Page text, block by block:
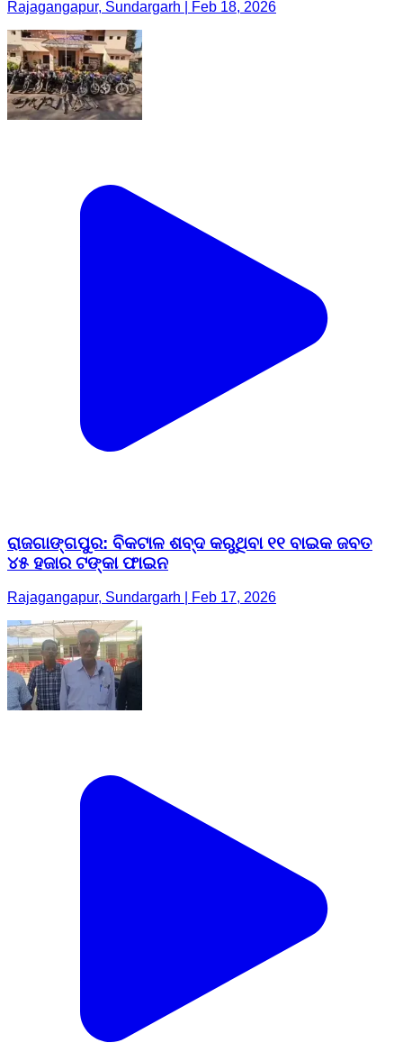
Rajagangapur, Sundargarh | Feb 18, 2026
ରାଜଗାଙ୍ଗପୁର: ବିକଟାଳ ଶବ୍ଦ କରୁଥିବା ୧୧ ବାଇକ ଜବତ
୪୫ ହଜାର ଟଙ୍କା ଫାଇନ
Rajagangapur, Sundargarh | Feb 17, 2026